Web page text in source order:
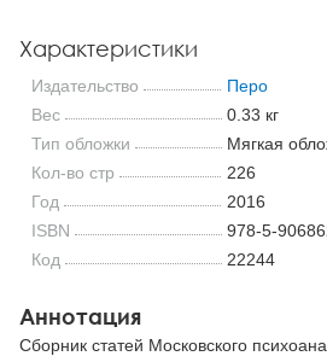
Характеристики
Издательство
Перо
Вес
0.33 кг
Тип обложки
Мягкая
Кол-во стр
226
Год
2016
ISBN
978-5-
Код
22244
Аннотация
Сборник статей Московского